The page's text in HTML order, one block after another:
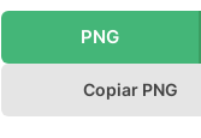
PNG
Copiar PNG